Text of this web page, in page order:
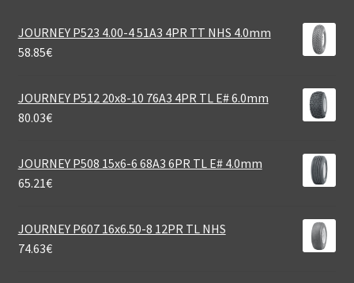
JOURNEY P523 4.00-4 51A3 4PR TT NHS 4.0mm
58.85€
JOURNEY P512 20x8-10 76A3 4PR TL E# 6.0mm
80.03€
JOURNEY P508 15x6-6 68A3 6PR TL E# 4.0mm
65.21€
JOURNEY P607 16x6.50-8 12PR TL NHS
74.63€